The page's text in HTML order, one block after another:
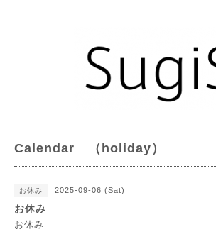
Calendar （holiday）
お休み 2025-09-06 (Sat)
お休み
お休み